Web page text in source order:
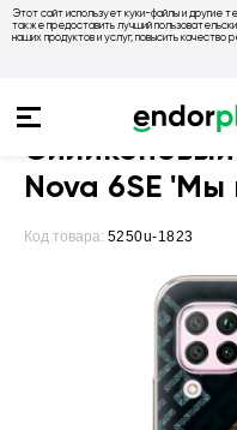
Этот сайт использует куки-файлы и другие
также предоставить лучший
наших продуктов и услуг, повысить качество
Nova 6SE
Код товара: 5250u-1823